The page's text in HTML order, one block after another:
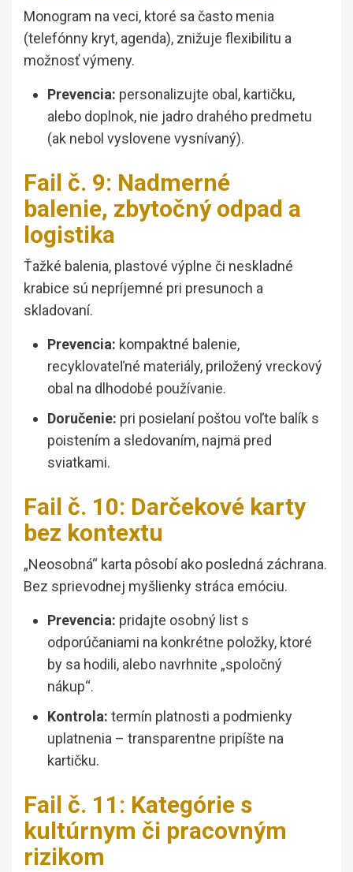
Monogram na veci, ktoré sa často menia
(telefónny kryt, agenda), znižuje flexibilitu a
možnosť výmeny.
Prevencia: personalizujte obal, kartičku,
alebo doplnok, nie jadro drahého predmetu
(ak nebol vyslovene vysnívaný).
Fail č. 9: Nadmerné
balenie, zbytočný odpad a
logistika
Ťažké balenia, plastové výplne či neskladné
krabice sú nepríjemné pri presunoch a
skladovaní.
Prevencia: kompaktné balenie,
recyklovateľné materiály, priložený vreckový
obal na dlhodobé používanie.
Doručenie: pri posielaní poštou voľte balík s
poistením a sledovaním, najmä pred
sviatkami.
Fail č. 10: Darčekové karty
bez kontextu
„Neosobná“ karta pôsobí ako posledná záchrana.
Bez sprievodnej myšlienky stráca emóciu.
Prevencia: pridajte osobný list s
odporúčaniami na konkrétne položky, ktoré
by sa hodili, alebo navrhnite „spoločný
nákup“.
Kontrola: termín platnosti a podmienky
uplatnenia – transparentne pripíšte na
kartičku.
Fail č. 11: Kategórie s
kultúrnym či pracovným
rizikom